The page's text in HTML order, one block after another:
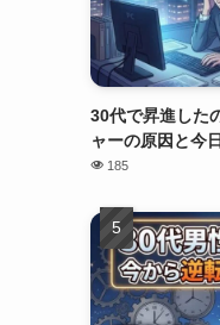
30代で昇進した
ャーの原因と今
185